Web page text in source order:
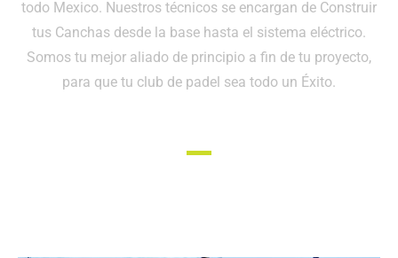
todo Mexico. Nuestros técnicos se encargan de Construir
tus Canchas desde la base hasta el sistema eléctrico.
Somos tu mejor aliado de principio a fin de tu proyecto,
para que tu club de padel sea todo un Éxito.